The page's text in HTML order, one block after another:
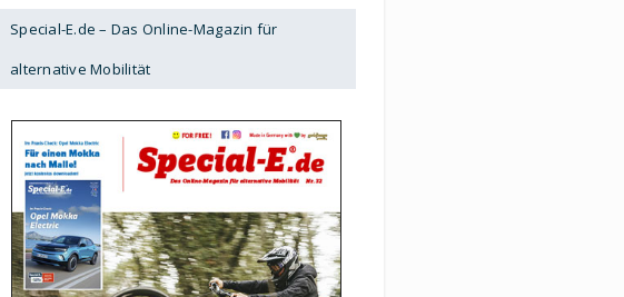
Special-E.de – Das Online-Magazin für
alternative Mobilität